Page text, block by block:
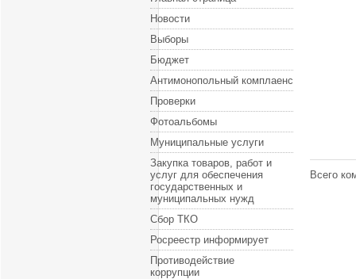
Новости
Выборы
Бюджет
Антимонопольный комплаенс
Проверки
Фотоальбомы
Муниципальные услуги
Закупка товаров, работ и
услуг для обеспечения
государственных и
муниципальных нужд
Сбор ТКО
Росреестр информирует
Противодействие
коррупции
Всего